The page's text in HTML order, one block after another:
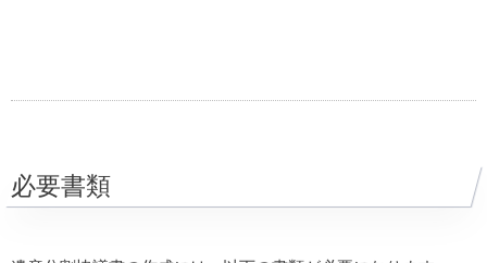
必要書類